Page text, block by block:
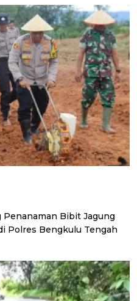
Bibit Jagung
Polres Bengkulu Tengah